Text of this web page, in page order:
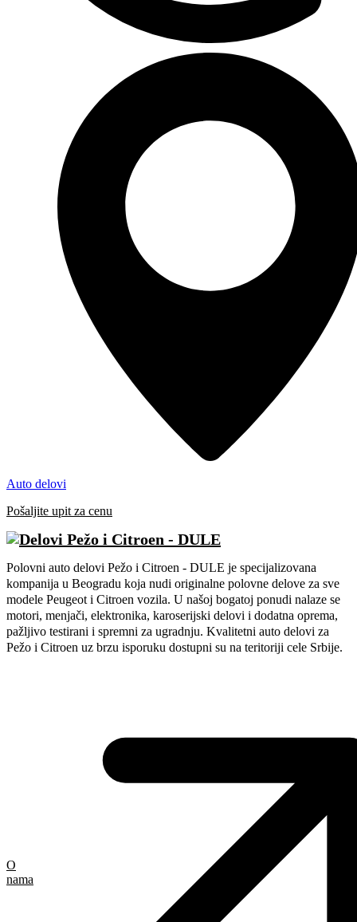
Auto delovi
Pošaljite upit za cenu
Polovni auto delovi Pežo i Citroen - DULE je specijalizovana
kompanija u Beogradu koja nudi originalne polovne delove za sve
modele Peugeot i Citroen vozila. U našoj bogatoj ponudi nalaze se
motori, menjači, elektronika, karoserijski delovi i dodatna oprema,
pažljivo testirani i spremni za ugradnju. Kvalitetni auto delovi za
Pežo i Citroen uz brzu isporuku dostupni su na teritoriji cele Srbije.
O
nama